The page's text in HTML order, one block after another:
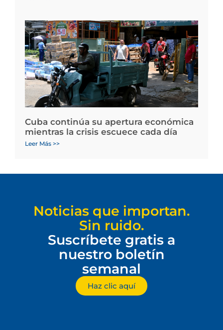
Cuba continúa su apertura económica
mientras la crisis escuece cada día
Leer Más >>
Noticias que importan.
Sin ruido.
Suscríbete gratis a
nuestro boletín
semanal
Haz clic aquí